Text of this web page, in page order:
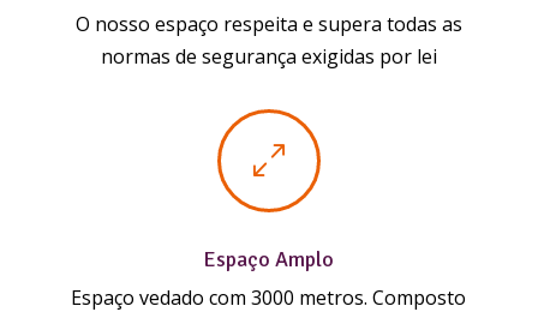
O nosso espaço respeita e supera todas as
normas de segurança exigidas por lei
0
Espaço Amplo
Espaço vedado com 3000 metros. Composto